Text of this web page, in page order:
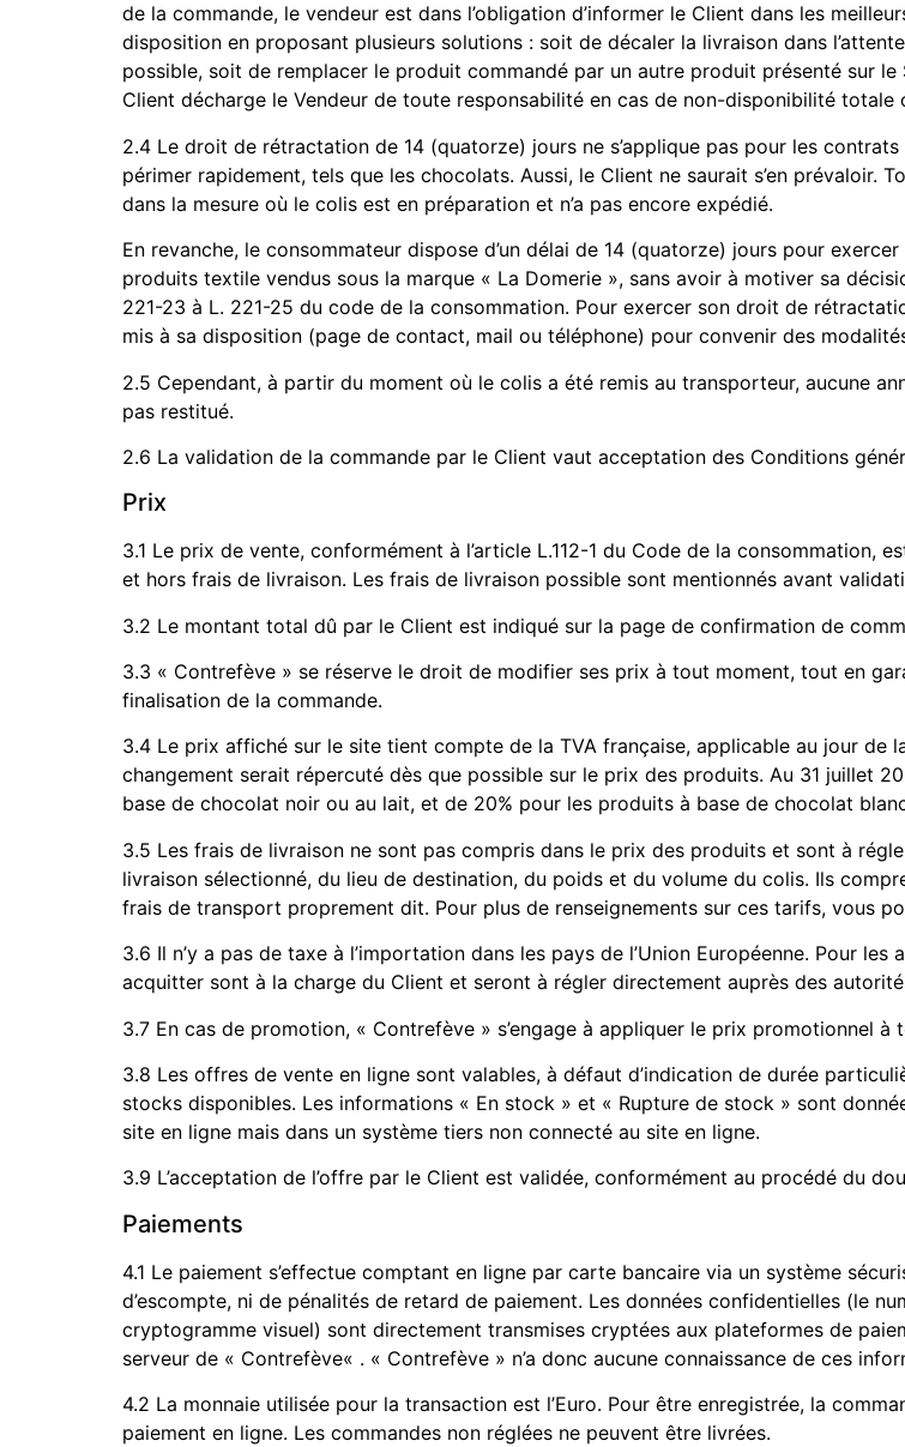
de la commande, le vendeur est dans l’obligation d’informer le Client dans les
disposition en proposant plusieurs solutions : soit de décaler la livraison dans
possible, soit de remplacer le produit commandé par un autre produit présenté sur le
Client décharge le Vendeur de toute responsabilité en cas de non-disponibilité
2.4 Le droit de rétractation de 14 (quatorze) jours ne s’applique pas pour les
périmer rapidement, tels que les chocolats. Aussi, le Client ne saurait s’en prévaloir.
dans la mesure où le colis est en préparation et n’a pas encore expédié.
En revanche, le consommateur dispose d’un délai de 14 (quatorze) jours pour
produits textile vendus sous la marque « La Domerie », sans avoir à motiver sa
221-23 à L. 221-25 du code de la consommation. Pour exercer son droit de
mis à sa disposition (page de contact, mail ou téléphone) pour convenir des
2.5 Cependant, à partir du moment où le colis a été remis au transporteur, aucune
pas restitué.
2.6 La validation de la commande par le Client vaut acceptation des Conditions
Prix
3.1 Le prix de vente, conformément à l’article L.112-1 du Code de la consommation,
et hors frais de livraison. Les frais de livraison possible sont mentionnés avant
3.2 Le montant total dû par le Client est indiqué sur la page de confirmation de
3.3 « Contrefève » se réserve le droit de modifier ses prix à tout moment, tout en
finalisation de la commande.
3.4 Le prix affiché sur le site tient compte de la TVA française, applicable au jour de
changement serait répercuté dès que possible sur le prix des produits. Au 31 juillet
base de chocolat noir ou au lait, et de 20% pour les produits à base de chocolat
3.5 Les frais de livraison ne sont pas compris dans le prix des produits et sont à
livraison sélectionné, du lieu de destination, du poids et du volume du colis. Ils
frais de transport proprement dit. Pour plus de renseignements sur ces tarifs, vous
3.6 Il n’y a pas de taxe à l’importation dans les pays de l’Union Européenne. Pour
acquitter sont à la charge du Client et seront à régler directement auprès des
3.7 En cas de promotion, « Contrefève » s’engage à appliquer le prix promotionnel
3.8 Les offres de vente en ligne sont valables, à défaut d’indication de durée
stocks disponibles. Les informations « En stock » et « Rupture de stock » sont
site en ligne mais dans un système tiers non connecté au site en ligne.
3.9 L’acceptation de l’offre par le Client est validée, conformément au procédé du
Paiements
4.1 Le paiement s’effectue comptant en ligne par carte bancaire via un système
d’escompte, ni de pénalités de retard de paiement. Les données confidentielles (le
cryptogramme visuel) sont directement transmises cryptées aux plateformes de
serveur de « Contrefève« . « Contrefève » n’a donc aucune connaissance de ces
4.2 La monnaie utilisée pour la transaction est l’Euro. Pour être enregistrée, la
paiement en ligne. Les commandes non réglées ne peuvent être livrées.